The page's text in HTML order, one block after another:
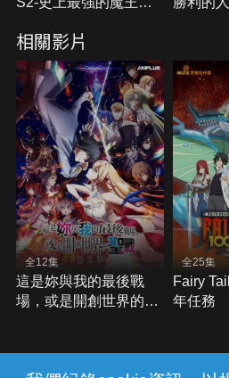
學校
相關影片
全12集
這是妳與我的最後戰
場，或是開創世界的聖
全25集
Fairy
年任務